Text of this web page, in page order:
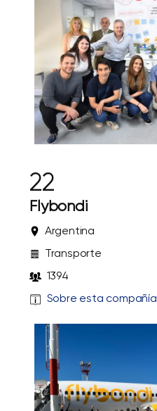
22
Flybondi
Argentina
Transporte
1394
Sobre esta compañía